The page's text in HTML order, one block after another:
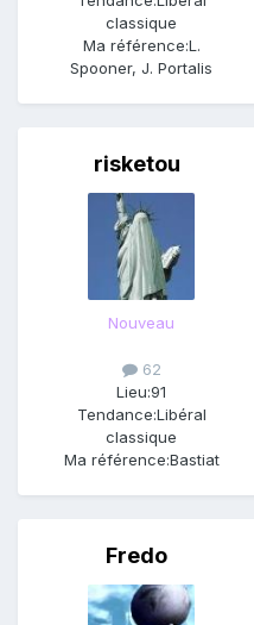
classique
Ma référence:L.
Spooner, J. Portalis
risketou
Nouveau
62
Lieu:91
Tendance:Libéral
classique
Ma référence:Bastiat
Fredo